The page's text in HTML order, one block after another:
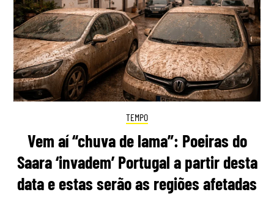
TEMPO
Vem aí “chuva de lama”: Poeiras do
Saara ‘invadem’ Portugal a partir desta
data e estas serão as regiões afetadas